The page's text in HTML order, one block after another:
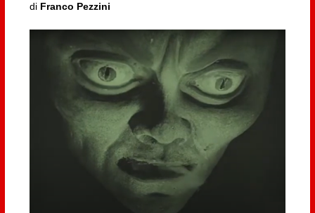
di Franco Pezzini